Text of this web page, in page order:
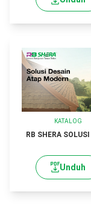
KATALOG
RB SHERA
Unduh